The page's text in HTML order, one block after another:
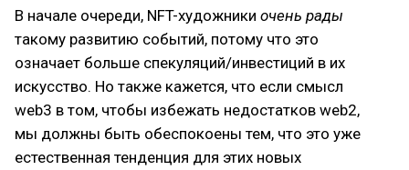
В начале очереди, NFT-художники очень рады
такому развитию событий, потому что это
означает больше спекуляций/инвестиций в их
искусство. Но также кажется, что если смысл
web3 в том, чтобы избежать недостатков web2,
мы должны быть обеспокоены тем, что это уже
естественная тенденция для этих новых